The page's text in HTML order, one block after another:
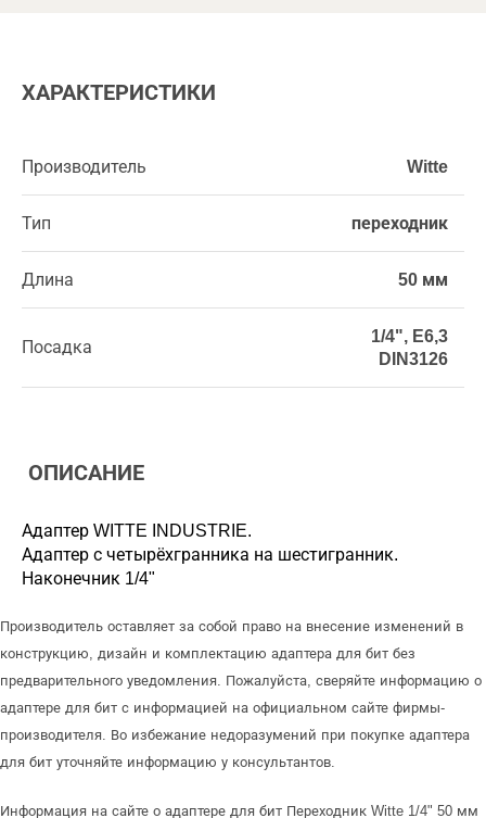
ХАРАКТЕРИСТИКИ
Производитель Witte
Тип переходник
Длина 50 мм
Посадка
1/4", E6,3
DIN3126
ОПИСАНИЕ
Адаптер WITTE INDUSTRIE.
Адаптер с четырёхгранника на шестигранник.
Наконечник 1/4"
Производитель оставляет за собой право на внесение изменений в
конструкцию, дизайн и комплектацию адаптера для бит без
предварительного уведомления. Пожалуйста, сверяйте информацию о
адаптере для бит с информацией на официальном сайте фирмы-
производителя. Во избежание недоразумений при покупке адаптера
для бит уточняйте информацию у консультантов.
Информация на сайте о адаптере для бит Переходник Witte 1/4" 50 мм